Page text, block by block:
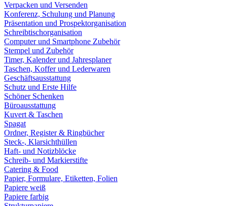
Verpacken und Versenden
Konferenz, Schulung und Planung
Präsentation und Prospektorganisation
Schreibtischorganisation
Computer und Smartphone Zubehör
Stempel und Zubehör
Timer, Kalender und Jahresplaner
Taschen, Koffer und Lederwaren
Geschäftsausstattung
Schutz und Erste Hilfe
Schöner Schenken
Büroausstattung
Kuvert & Taschen
Spagat
Ordner, Register & Ringbücher
Steck-, Klarsichthüllen
Haft- und Notizblöcke
Schreib- und Markierstifte
Catering & Food
Papier, Formulare, Etiketten, Folien
Papiere weiß
Papiere farbig